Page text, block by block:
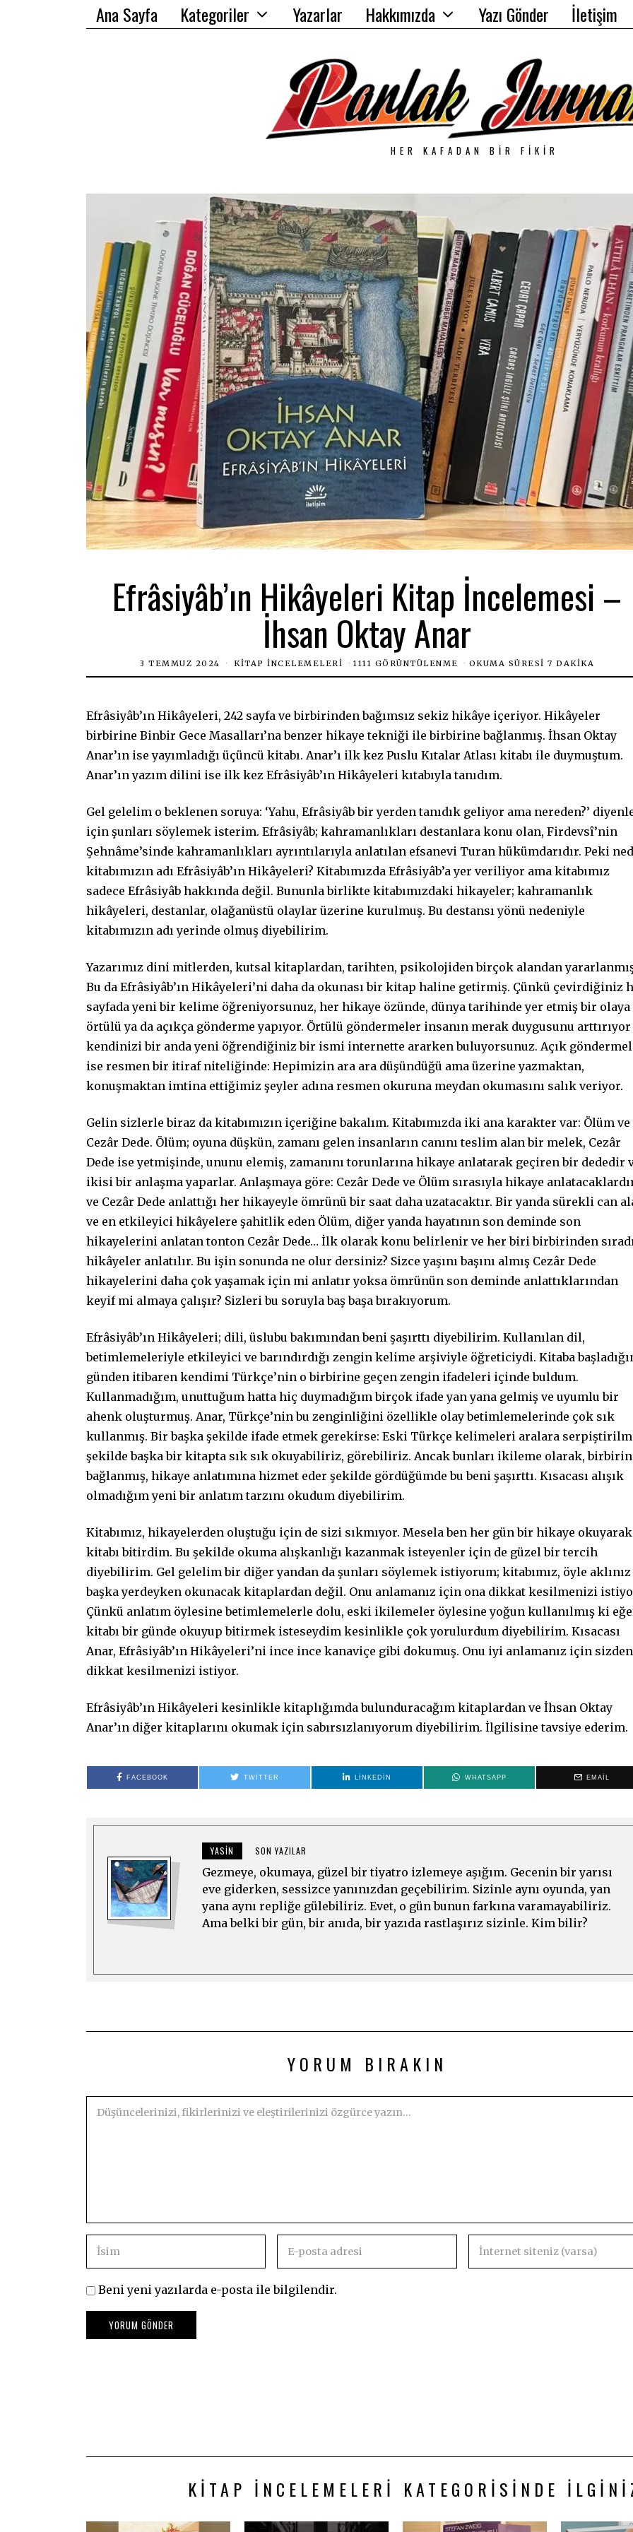
Ana Sayfa Kategoriler Yazarlar Hakkımızda Yazı Gönder İletişim
HER KAFADAN BIR FIKIR
Efrâsiyâb’ın Hikâyeleri Kitap İncelemesi –
İhsan Oktay Anar
3 TEMMUZ 2024 KITAP İNCELEMELERI 1111 GÖRÜNTÜLENME OKUMA SÜRESI 7 DAKIKA
Efrâsiyâb’ın Hikâyeleri, 242 sayfa ve birbirinden bağımsız sekiz hikâye içeriyor. Hikâyeler
birbirine Binbir Gece Masalları’na benzer hikaye tekniği ile birbirine bağlanmış. İhsan Oktay
Anar’ın ise yayımladığı üçüncü kitabı. Anar’ı ilk kez Puslu Kıtalar Atlası kitabı ile duymuştum.
Anar’ın yazım dilini ise ilk kez Efrâsiyâb’ın Hikâyeleri kıtabıyla tanıdım.
Gel gelelim o beklenen soruya: ‘Yahu, Efrâsiyâb bir yerden tanıdık geliyor ama nereden?’
için şunları söylemek isterim. Efrâsiyâb; kahramanlıkları destanlara konu olan, Firdevsî’nin
Şehnâme’sinde kahramanlıkları ayrıntılarıyla anlatılan efsanevi Turan hükümdarıdır. Peki
kitabımızın adı Efrâsiyâb’ın Hikâyeleri? Kitabımızda Efrâsiyâb’a yer veriliyor ama kitabımız
sadece Efrâsiyâb hakkında değil. Bununla birlikte kitabımızdaki hikayeler; kahramanlık
hikâyeleri, destanlar, olağanüstü olaylar üzerine kurulmuş. Bu destansı yönü nedeniyle
kitabımızın adı yerinde olmuş diyebilirim.
Yazarımız dini mitlerden, kutsal kitaplardan, tarihten, psikolojiden birçok alandan
Bu da Efrâsiyâb’ın Hikâyeleri’ni daha da okunası bir kitap haline getirmiş. Çünkü çevirdiğiniz
sayfada yeni bir kelime öğreniyorsunuz, her hikaye özünde, dünya tarihinde yer etmiş bir olaya
örtülü ya da açıkça gönderme yapıyor. Örtülü göndermeler insanın merak duygusunu arttırıyor
kendinizi bir anda yeni öğrendiğiniz bir ismi internette ararken buluyorsunuz. Açık
ise resmen bir itiraf niteliğinde: Hepimizin ara ara düşündüğü ama üzerine yazmaktan,
konuşmaktan imtina ettiğimiz şeyler adına resmen okuruna meydan okumasını salık veriyor.
Gelin sizlerle biraz da kitabımızın içeriğine bakalım. Kitabımızda iki ana karakter var: Ölüm ve
Cezâr Dede. Ölüm; oyuna düşkün, zamanı gelen insanların canını teslim alan bir melek, Cezâr
Dede ise yetmişinde, ununu elemiş, zamanını torunlarına hikaye anlatarak geçiren bir dededir
ikisi bir anlaşma yaparlar. Anlaşmaya göre: Cezâr Dede ve Ölüm sırasıyla hikaye
ve Cezâr Dede anlattığı her hikayeyle ömrünü bir saat daha uzatacaktır. Bir yanda sürekli can
ve en etkileyici hikâyelere şahitlik eden Ölüm, diğer yanda hayatının son deminde son
hikayelerini anlatan tonton Cezâr Dede… İlk olarak konu belirlenir ve her biri birbirinden
hikâyeler anlatılır. Bu işin sonunda ne olur dersiniz? Sizce yaşını başını almış Cezâr Dede
hikayelerini daha çok yaşamak için mi anlatır yoksa ömrünün son deminde anlattıklarından
keyif mi almaya çalışır? Sizleri bu soruyla baş başa bırakıyorum.
Efrâsiyâb’ın Hikâyeleri; dili, üslubu bakımından beni şaşırttı diyebilirim. Kullanılan dil,
betimlemeleriyle etkileyici ve barındırdığı zengin kelime arşiviyle öğreticiydi. Kitaba
günden itibaren kendimi Türkçe’nin o birbirine geçen zengin ifadeleri içinde buldum.
Kullanmadığım, unuttuğum hatta hiç duymadığım birçok ifade yan yana gelmiş ve uyumlu bir
ahenk oluşturmuş. Anar, Türkçe’nin bu zenginliğini özellikle olay betimlemelerinde çok sık
kullanmış. Bir başka şekilde ifade etmek gerekirse: Eski Türkçe kelimeleri aralara
şekilde başka bir kitapta sık sık okuyabiliriz, görebiliriz. Ancak bunları ikileme olarak,
bağlanmış, hikaye anlatımına hizmet eder şekilde gördüğümde bu beni şaşırttı. Kısacası alışık
olmadığım yeni bir anlatım tarzını okudum diyebilirim.
Kitabımız, hikayelerden oluştuğu için de sizi sıkmıyor. Mesela ben her gün bir hikaye okuyarak
kitabı bitirdim. Bu şekilde okuma alışkanlığı kazanmak isteyenler için de güzel bir tercih
diyebilirim. Gel gelelim bir diğer yandan da şunları söylemek istiyorum; kitabımız, öyle aklınız
başka yerdeyken okunacak kitaplardan değil. Onu anlamanız için ona dikkat kesilmenizi
Çünkü anlatım öylesine betimlemelerle dolu, eski ikilemeler öylesine yoğun kullanılmış ki
kitabı bir günde okuyup bitirmek isteseydim kesinlikle çok yorulurdum diyebilirim. Kısacası
Anar, Efrâsiyâb’ın Hikâyeleri’ni ince ince kanaviçe gibi dokumuş. Onu iyi anlamanız için sizden
dikkat kesilmenizi istiyor.
Efrâsiyâb’ın Hikâyeleri kesinlikle kitaplığımda bulunduracağım kitaplardan ve İhsan Oktay
Anar’ın diğer kitaplarını okumak için sabırsızlanıyorum diyebilirim. İlgilisine tavsiye ederim.
FACEBOOK TWITTER LINKEDIN WHATSAPP EMAIL
YASIN SON YAZILAR
Gezmeye, okumaya, güzel bir tiyatro izlemeye aşığım. Gecenin bir yarısı
eve giderken, sessizce yanınızdan geçebilirim. Sizinle aynı oyunda, yan
yana aynı repliğe gülebiliriz. Evet, o gün bunun farkına varamayabiliriz.
Ama belki bir gün, bir anıda, bir yazıda rastlaşırız sizinle. Kim bilir?
YORUM BIRAKIN
Beni yeni yazılarda e-posta ile bilgilendir.
KITAP İNCELEMELERI KATEGORISINDE